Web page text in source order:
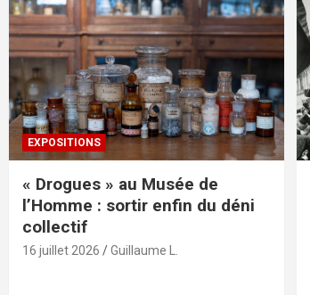
EXPOSITIONS
« Drogues » au Musée de
l’Homme : sortir enfin du déni
collectif
16 juillet 2026 Guillaume L.